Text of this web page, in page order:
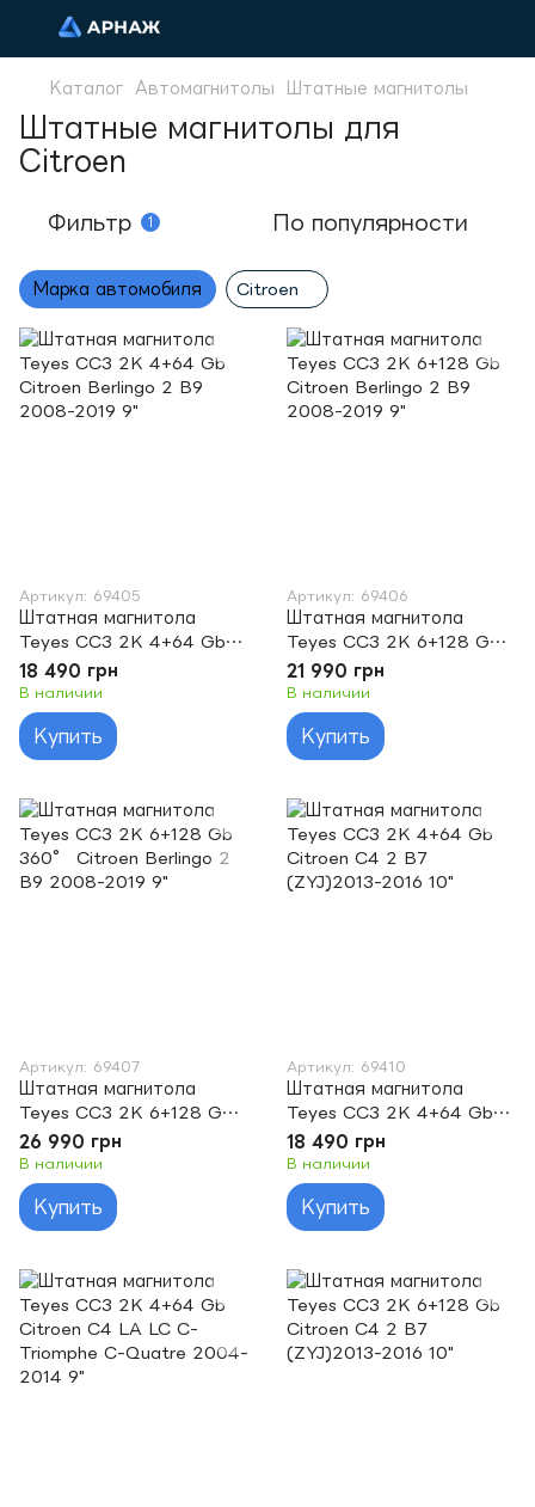
Каталог Автомагнитолы Штатные магнитолы
Штатные магнитолы для
Citroen
Фильтр 1 По популярности
Марка автомобиля Citroen
Артикул: 69405
Штатная магнитола
Teyes CC3 2K 4+64 Gb
Citroen Berlingo 2 B9
2008-2019 9"
18 490 грн
В наличии
Купить
Артикул: 69406
Штатная магнитола
Teyes CC3 2K 6+128 Gb
Citroen Berlingo 2 B9
2008-2019 9"
21 990 грн
В наличии
Купить
Артикул: 69407
Штатная магнитола
Teyes CC3 2K 6+128 Gb
360° Citroen Berlingo 2
B9 2008-2019 9"
26 990 грн
В наличии
Купить
Артикул: 69410
Штатная магнитола
Teyes CC3 2K 4+64 Gb
Citroen C4 2 B7
(ZYJ)2013-2016 10"
18 490 грн
В наличии
Купить